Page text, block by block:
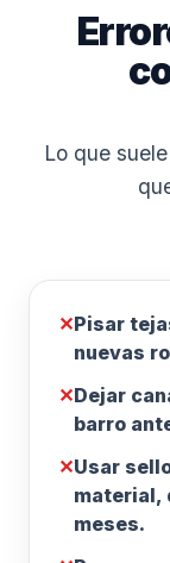
Lo que
✕Pisar
nuevas
✕Dejar
barro
✕Usar
material,
meses.